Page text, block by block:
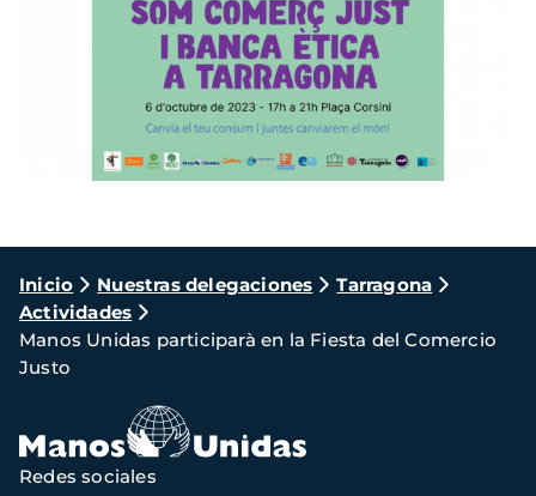
Ruta
de
navegación
Inicio Nuestras delegaciones
Tarragona
Actividades
Manos Unidas participarà en la Fiesta del Comercio
Justo
Redes sociales